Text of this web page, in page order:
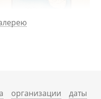
организации даты